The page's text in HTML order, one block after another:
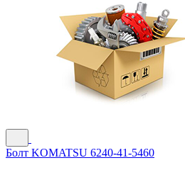
Болт KOMATSU 6240-41-5460